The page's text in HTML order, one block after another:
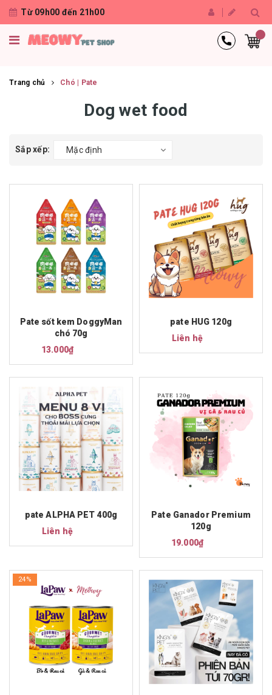
Từ 09h00 đến 21h00
Trang chủ Chó | Pate
Dog wet food
Sắp xếp: Mặc định
Pate sốt kem DoggyMan
chó 70g
13.000₫
pate HUG 120g
Liên hệ
pate ALPHA PET 400g
Liên hệ
Pate Ganador Premium
120g
19.000₫
24%